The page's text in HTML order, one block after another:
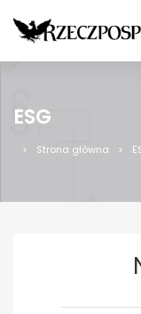
ESG
Strona główna